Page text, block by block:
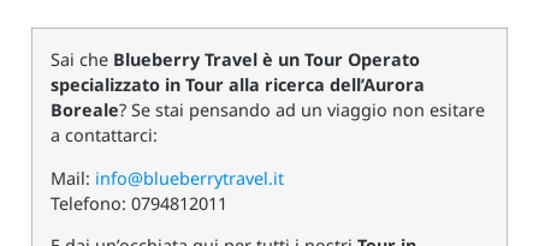
Sai che Blueberry Travel è un Tour Operato
specializzato in Tour alla ricerca dell’Aurora
Boreale? Se stai pensando ad un viaggio non esitare
a contattarci:
Mail: info@blueberrytravel.it
Telefono: 0794812011